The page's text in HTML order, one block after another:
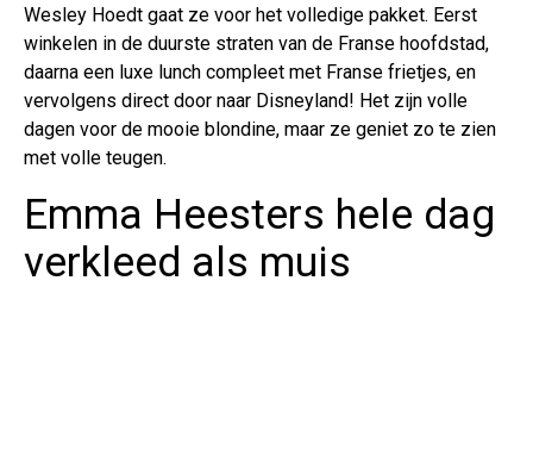
Wesley Hoedt gaat ze voor het volledige pakket. Eerst
winkelen in de duurste straten van de Franse hoofdstad,
daarna een luxe lunch compleet met Franse frietjes, en
vervolgens direct door naar Disneyland! Het zijn volle
dagen voor de mooie blondine, maar ze geniet zo te zien
met volle teugen.
Emma Heesters hele dag
verkleed als muis